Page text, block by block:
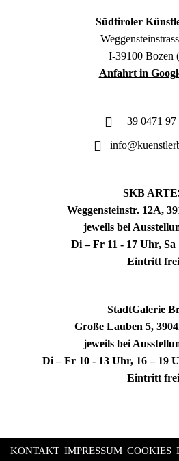
Südtiroler
I-39100 Bozen
Anfahrt in
+39 0471 97
SKB
Weggensteinstr. 12A,
jeweils bei
Di – Fr 11 - 17 Uhr, Sa
Eintritt frei
StadtGalerie
Große Lauben 5,
jeweils bei
Di – Fr 10 - 13 Uhr, 16 – 19
Eintritt frei
KONTAKT IMPRESSUM COOKIES